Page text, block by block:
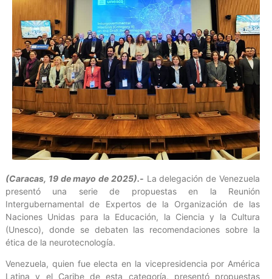
(Caracas, 19 de mayo de 2025).- La delegación de Venezuela
presentó una serie de propuestas en la Reunión
Intergubernamental de Expertos de la Organización de las
Naciones Unidas para la Educación, la Ciencia y la Cultura
(Unesco), donde se debaten las recomendaciones sobre la
ética de la neurotecnología.
Venezuela, quien fue electa en la vicepresidencia por América
Latina y el Caribe de esta categoría, presentó propuestas